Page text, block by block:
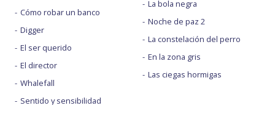
Cómo robar un banco
Digger
El ser querido
El director
Whalefall
Sentido y sensibilidad
La bola negra
Noche de paz 2
La constelación del perro
En la zona gris
Las ciegas hormigas